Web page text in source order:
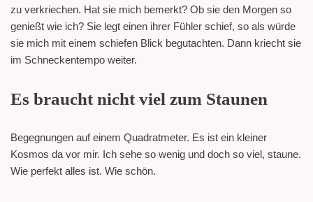
zu verkriechen. Hat sie mich bemerkt? Ob sie den Morgen so
genießt wie ich? Sie legt einen ihrer Fühler schief, so als würde
sie mich mit einem schiefen Blick begutachten. Dann kriecht sie
im Schneckentempo weiter.
Es braucht nicht viel zum Staunen
Begegnungen auf einem Quadratmeter. Es ist ein kleiner
Kosmos da vor mir. Ich sehe so wenig und doch so viel, staune.
Wie perfekt alles ist. Wie schön.